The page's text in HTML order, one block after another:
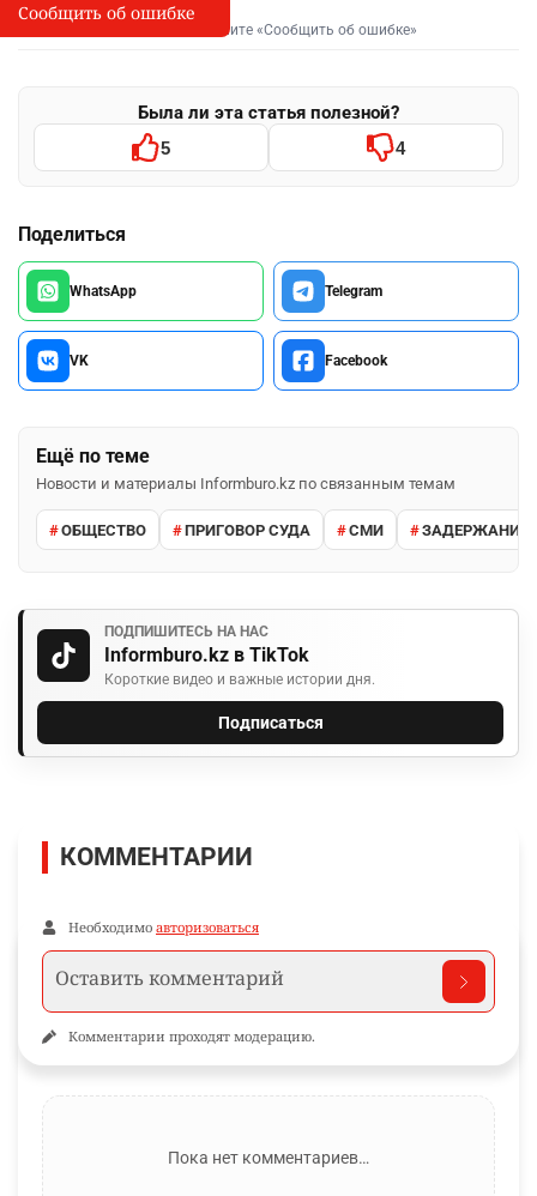
I
Сообщить об опечатке
Выделите фрагмент и нажмите «Сообщить об ошибке»
Была ли эта статья полезной?
5 4
Поделиться
WhatsApp Telegram
VK Facebook
Ещё по теме
Новости и материалы Informburo.kz по связанным темам
ОБЩЕСТВО ПРИГОВОР СУДА СМИ ЗАДЕРЖАНИЕ
ПОДПИШИТЕСЬ НА НАС
Informburo.kz в TikTok
Короткие видео и важные истории дня.
Подписаться
Сообщить об ошибке
КОММЕНТАРИИ
Необходимо авторизоваться
Комментарии проходят модерацию.
Пока нет комментариев…